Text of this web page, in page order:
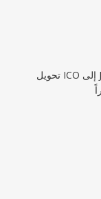
تحويل ICO إلى JPG يكتمل عادةً في ثوانٍ. ارفع الملف واختر